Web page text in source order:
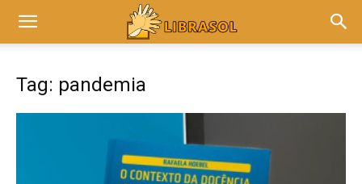
Tag: pandemia